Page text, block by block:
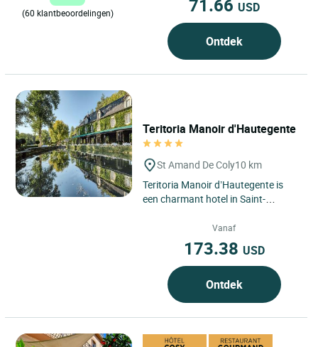
(60 klantbeoordelingen) 71.66 USD
Ontdek
Teritoria Manoir d'Hautegente
St Amand De Coly10 km
Teritoria Manoir d’Hautegente is
een charmant hotel in Saint-
regio Nouvelle-Aquitaine, nabij...
Vanaf
173.38 USD
Ontdek